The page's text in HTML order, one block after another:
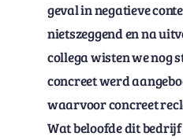
geval in negatieve
nietszeggend en na
collega wisten we nog
concreet werd
waarvoor concreet
Wat beloofde dit